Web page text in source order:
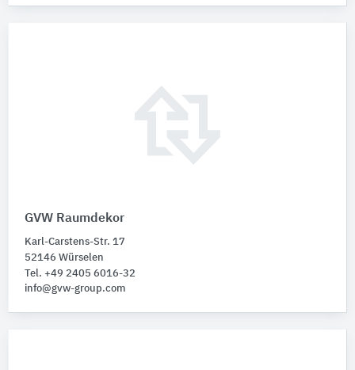
GVW Raumdekor
Karl-Carstens-Str. 17
52146 Würselen
Tel. +49 2405 6016-32
info@gvw-group.com